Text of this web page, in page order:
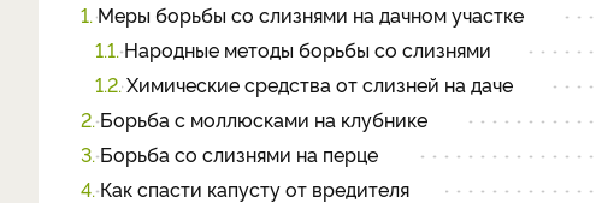
1. Меры борьбы со слизнями на дачном участке
1.1. Народные методы борьбы со слизнями
1.2. Химические средства от слизней на даче
2. Борьба с моллюсками на клубнике
3. Борьба со слизнями на перце
4. Как спасти капусту от вредителя